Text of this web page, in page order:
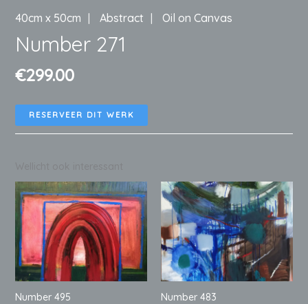
40cm x 50cm Abstract Oil on Canvas
Number 271
€299.00
RESERVEER DIT WERK
Number 495 Number 483